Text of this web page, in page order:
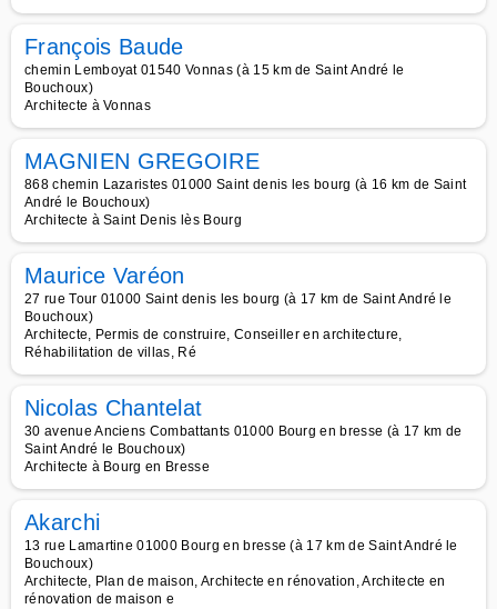
François Baude
chemin Lemboyat 01540 Vonnas (à 15 km de Saint André le
Bouchoux)
Architecte à Vonnas
MAGNIEN GREGOIRE
868 chemin Lazaristes 01000 Saint denis les bourg (à 16 km de Saint
André le Bouchoux)
Architecte à Saint Denis lès Bourg
Maurice Varéon
27 rue Tour 01000 Saint denis les bourg (à 17 km de Saint André le
Bouchoux)
Architecte, Permis de construire, Conseiller en architecture,
Réhabilitation de villas, Ré
Nicolas Chantelat
30 avenue Anciens Combattants 01000 Bourg en bresse (à 17 km de
Saint André le Bouchoux)
Architecte à Bourg en Bresse
Akarchi
13 rue Lamartine 01000 Bourg en bresse (à 17 km de Saint André le
Bouchoux)
Architecte, Plan de maison, Architecte en rénovation, Architecte en
rénovation de maison e